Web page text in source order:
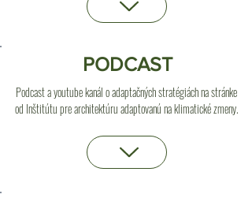
PODCAST
Podcast a youtube kanál o adaptačných stratégiách na stránke
od Inštitútu pre architektúru adaptovanú na klimatické zmeny.